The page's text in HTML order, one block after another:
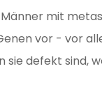
Männer mit
vor - vor
sie defekt sind,